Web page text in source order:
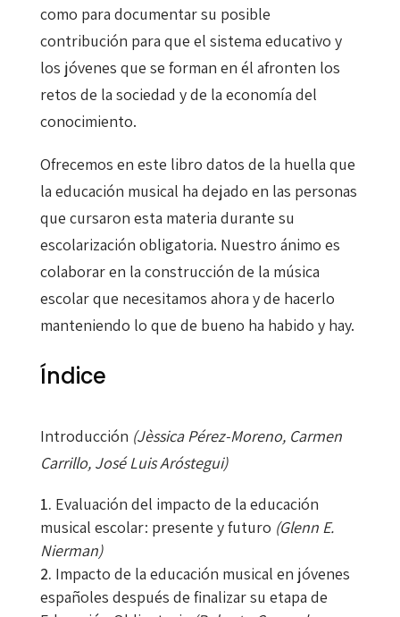
como para documentar su posible
contribución para que el sistema educativo y
los jóvenes que se forman en él afronten los
retos de la sociedad y de la economía del
conocimiento.
Ofrecemos en este libro datos de la huella que
la educación musical ha dejado en las personas
que cursaron esta materia durante su
escolarización obligatoria. Nuestro ánimo es
colaborar en la construcción de la música
escolar que necesitamos ahora y de hacerlo
manteniendo lo que de bueno ha habido y hay.
Índice
Introducción (Jèssica Pérez-Moreno, Carmen
Carrillo, José Luis Aróstegui)
Evaluación del impacto de la educación
musical escolar: presente y futuro (Glenn E.
Nierman)
Impacto de la educación musical en jóvenes
españoles después de finalizar su etapa de